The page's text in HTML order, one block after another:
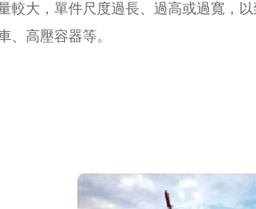
較大，單件尺度過長、過高或過寬
、高壓容器等。